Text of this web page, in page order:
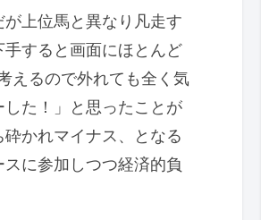
上位馬と異なり凡走す
すると画面にほとんど
えるので外れても全く気
た！」と思ったことが
かれマイナス、となる
に参加しつつ経済的負